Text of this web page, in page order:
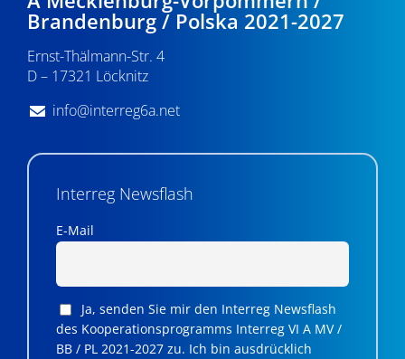
Brandenburg / Polska 2021-2027
Ernst-Thälmann-Str. 4
D – 17321 Löcknitz
info@interreg6a.net
Interreg Newsflash
E-Mail
Ja, senden Sie mir den Interreg Newsflash
des Kooperationsprogramms Interreg VI A MV /
BB / PL 2021-2027 zu. Ich bin ausdrücklich